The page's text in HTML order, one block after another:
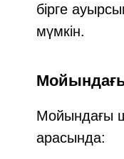
бірге
мүмкін.
Мойындағы
арасында: